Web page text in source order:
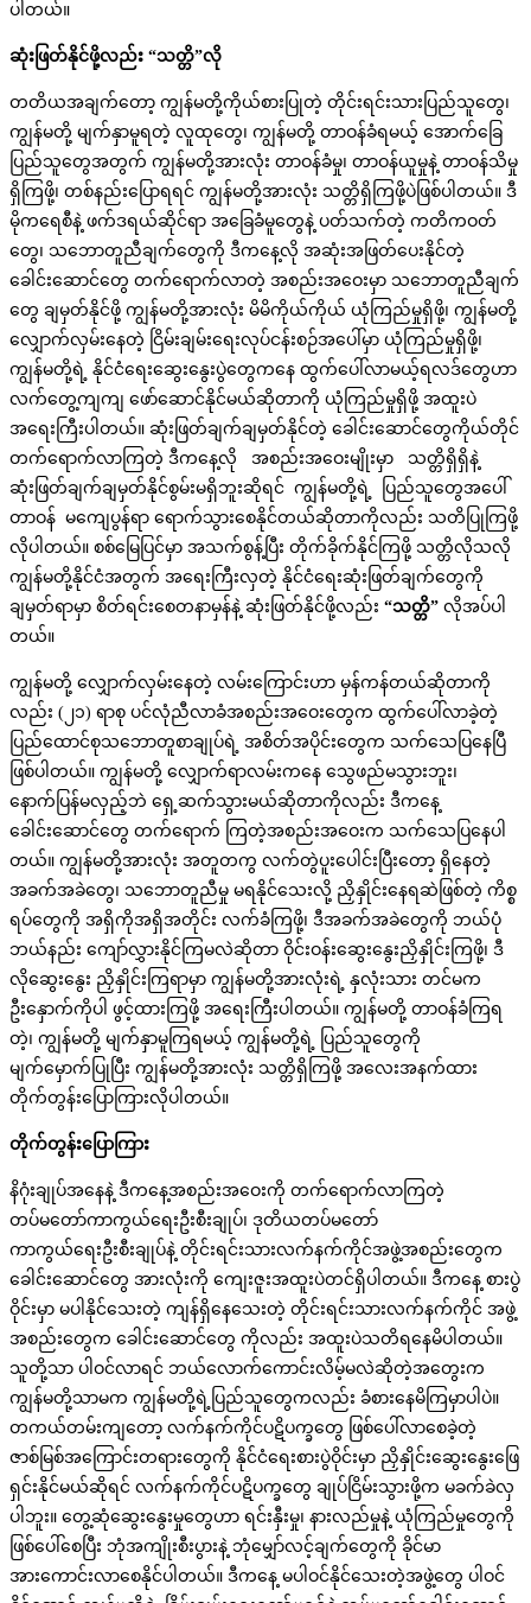
ပါတယ်။
ဆုံးဖြတ်နိုင်ဖို့လည်း “သတ္တိ”လို
တတိယအချက်တော့ ကျွန်မတို့ကိုယ်စားပြုတဲ့ တိုင်းရင်းသားပြည်သူတွေ၊
ကျွန်မတို့ မျက်နှာမူရတဲ့ လူထုတွေ၊ ကျွန်မတို့ တာဝန်ခံရမယ့် အောက်ခြေ
ပြည်သူတွေအတွက် ကျွန်မတို့အားလုံး တာဝန်ခံမှု၊ တာဝန်ယူမှုနဲ့ တာဝန်သိမှု
ရှိကြဖို့၊ တစ်နည်းပြောရရင် ကျွန်မတို့အားလုံး သတ္တိရှိကြဖို့ပဲဖြစ်ပါတယ်။ ဒီ
မိုကရေစီနဲ့ ဖက်ဒရယ်ဆိုင်ရာ အခြေခံမူတွေနဲ့ ပတ်သက်တဲ့ ကတိကဝတ်
တွေ၊ သဘောတူညီချက်တွေကို ဒီကနေ့လို အဆုံးအဖြတ်ပေးနိုင်တဲ့
ခေါင်းဆောင်တွေ တက်ရောက်လာတဲ့ အစည်းအဝေးမှာ သဘောတူညီချက်
တွေ ချမှတ်နိုင်ဖို့ ကျွန်မတို့အားလုံး မိမိကိုယ်ကိုယ် ယုံကြည်မှုရှိဖို့၊ ကျွန်မတို့
လျှောက်လှမ်းနေတဲ့ ငြိမ်းချမ်းရေးလုပ်ငန်းစဉ်အပေါ်မှာ ယုံကြည်မှုရှိဖို့၊
ကျွန်မတို့ရဲ့ နိုင်ငံရေးဆွေးနွေးပွဲတွေကနေ ထွက်ပေါ်လာမယ့်ရလဒ်တွေဟာ
လက်တွေ့ကျကျ ဖော်ဆောင်နိုင်မယ်ဆိုတာကို ယုံကြည်မှုရှိဖို့ အထူးပဲ
အရေးကြီးပါတယ်။ ဆုံးဖြတ်ချက်ချမှတ်နိုင်တဲ့ ခေါင်းဆောင်တွေကိုယ်တိုင်
တက်ရောက်လာကြတဲ့ ဒီကနေ့လို အစည်းအဝေးမျိုးမှာ သတ္တိရှိရှိနဲ့
ဆုံးဖြတ်ချက်ချမှတ်နိုင်စွမ်းမရှိဘူးဆိုရင် ကျွန်မတို့ရဲ့ ပြည်သူတွေအပေါ်
တာဝန် မကျေပွန်ရာ ရောက်သွားစေနိုင်တယ်ဆိုတာကိုလည်း သတိပြုကြဖို့
လိုပါတယ်။ စစ်မြေပြင်မှာ အသက်စွန့်ပြီး တိုက်ခိုက်နိုင်ကြဖို့ သတ္တိလိုသလို
ကျွန်မတို့နိုင်ငံအတွက် အရေးကြီးလှတဲ့ နိုင်ငံရေးဆုံးဖြတ်ချက်တွေကို
ချမှတ်ရာမှာ စိတ်ရင်းစေတနာမှန်နဲ့ ဆုံးဖြတ်နိုင်ဖို့လည်း “သတ္တိ” လိုအပ်ပါ
တယ်။
ကျွန်မတို့ လျှောက်လှမ်းနေတဲ့ လမ်းကြောင်းဟာ မှန်ကန်တယ်ဆိုတာကို
လည်း (၂၁) ရာစု ပင်လုံညီလာခံအစည်းအဝေးတွေက ထွက်ပေါ်လာခဲ့တဲ့
ပြည်ထောင်စုသဘောတူစာချုပ်ရဲ့ အစိတ်အပိုင်းတွေက သက်သေပြနေပြီ
ဖြစ်ပါတယ်။ ကျွန်မတို့ လျှောက်ရာလမ်းကနေ သွေဖည်မသွားဘူး၊
နောက်ပြန်မလှည့်ဘဲ ရှေ့ဆက်သွားမယ်ဆိုတာကိုလည်း ဒီကနေ့
ခေါင်းဆောင်တွေ တက်ရောက် ကြတဲ့အစည်းအဝေးက သက်သေပြနေပါ
တယ်။ ကျွန်မတို့အားလုံး အတူတကွ လက်တွဲပူးပေါင်းပြီးတော့ ရှိနေတဲ့
အခက်အခဲတွေ၊ သဘောတူညီမှု မရနိုင်သေးလို့ ညှိနှိုင်းနေရဆဲဖြစ်တဲ့ ကိစ္စ
ရပ်တွေကို အရှိကိုအရှိအတိုင်း လက်ခံကြဖို့၊ ဒီအခက်အခဲတွေကို ဘယ်ပုံ
ဘယ်နည်း ကျော်လွှားနိုင်ကြမလဲဆိုတာ ဝိုင်းဝန်းဆွေးနွေးညှိနှိုင်းကြဖို့၊ ဒီ
လိုဆွေးနွေး ညှိနှိုင်းကြရာမှာ ကျွန်မတို့အားလုံးရဲ့ နှလုံးသား တင်မက
ဦးနှောက်ကိုပါ ဖွင့်ထားကြဖို့ အရေးကြီးပါတယ်။ ကျွန်မတို့ တာဝန်ခံကြရ
တဲ့၊ ကျွန်မတို့ မျက်နှာမူကြရမယ့် ကျွန်မတို့ရဲ့ ပြည်သူတွေကို
မျက်မှောက်ပြုပြီး ကျွန်မတို့အားလုံး သတ္တိရှိကြဖို့ အလေးအနက်ထား
တိုက်တွန်းပြောကြားလိုပါတယ်။
တိုက်တွန်းပြောကြား
နိဂုံးချုပ်အနေနဲ့ ဒီကနေ့အစည်းအဝေးကို တက်ရောက်လာကြတဲ့
တပ်မတော်ကာကွယ်ရေးဦးစီးချုပ်၊ ဒုတိယတပ်မတော်
ကာကွယ်ရေးဦးစီးချုပ်နဲ့ တိုင်းရင်းသားလက်နက်ကိုင်အဖွဲ့အစည်းတွေက
ခေါင်းဆောင်တွေ အားလုံးကို ကျေးဇူးအထူးပဲတင်ရှိပါတယ်။ ဒီကနေ့ စားပွဲ
ဝိုင်းမှာ မပါနိုင်သေးတဲ့ ကျန်ရှိနေသေးတဲ့ တိုင်းရင်းသားလက်နက်ကိုင် အဖွဲ့
အစည်းတွေက ခေါင်းဆောင်တွေ ကိုလည်း အထူးပဲသတိရနေမိပါတယ်။
သူတို့သာ ပါဝင်လာရင် ဘယ်လောက်ကောင်းလိမ့်မလဲဆိုတဲ့အတွေးက
ကျွန်မတို့သာမက ကျွန်မတို့ရဲ့ပြည်သူတွေကလည်း ခံစားနေမိကြမှာပါပဲ။
တကယ်တမ်းကျတော့ လက်နက်ကိုင်ပဋိပက္ခတွေ ဖြစ်ပေါ်လာစေခဲ့တဲ့
ဇာစ်မြစ်အကြောင်းတရားတွေကို နိုင်ငံရေးစားပွဲဝိုင်းမှာ ညှိနှိုင်းဆွေးနွေးဖြေ
ရှင်းနိုင်မယ်ဆိုရင် လက်နက်ကိုင်ပဋိပက္ခတွေ ချုပ်ငြိမ်းသွားဖို့က မခက်ခဲလှ
ပါဘူး။ တွေ့ဆုံဆွေးနွေးမှုတွေဟာ ရင်းနှီးမှု၊ နားလည်မှုနဲ့ ယုံကြည်မှုတွေကို
ဖြစ်ပေါ်စေပြီး ဘုံအကျိုးစီးပွားနဲ့ ဘုံမျှော်လင့်ချက်တွေကို ခိုင်မာ
အားကောင်းလာစေနိုင်ပါတယ်။ ဒီကနေ့ မပါဝင်နိုင်သေးတဲ့အဖွဲ့တွေ ပါဝင်